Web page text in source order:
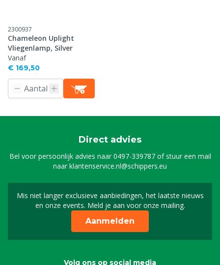
2300937
Chameleon Uplight
Vliegenlamp, Silver
Vanaf
€ 169,50
Direct advies
Bel voor persoonlijk advies naar0497-339787of stuur een mail
naarklantenservice.nl@schippers.eu
Mis niet langer exclusieve aanbiedingen, het laatste nieuws
en onze events. Meld je aan voor onze mailing.
Schrijf je in voor onze
Aanmelden
Volg ons op social media